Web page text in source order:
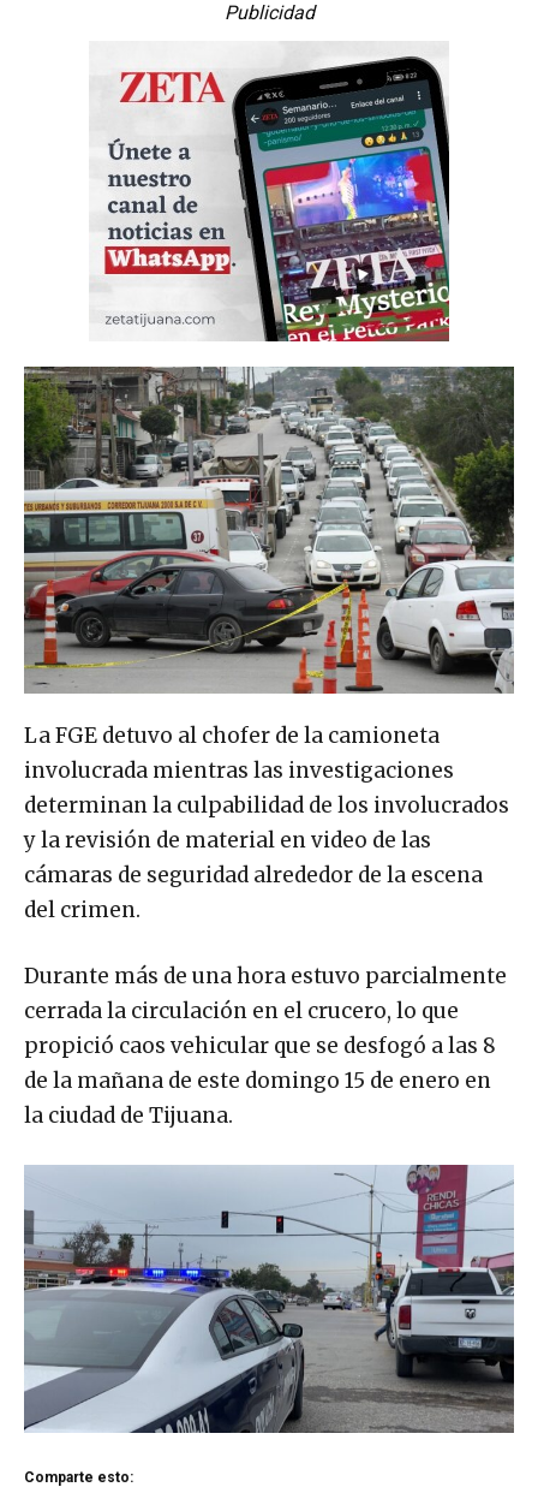
Publicidad
La FGE detuvo al chofer de la camioneta
involucrada mientras las investigaciones
determinan la culpabilidad de los involucrados
y la revisión de material en video de las
cámaras de seguridad alrededor de la escena
del crimen.
Durante más de una hora estuvo parcialmente
cerrada la circulación en el crucero, lo que
propició caos vehicular que se desfogó a las 8
de la mañana de este domingo 15 de enero en
la ciudad de Tijuana.
Comparte esto: